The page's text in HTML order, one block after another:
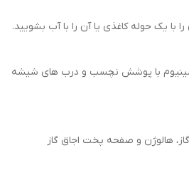
با یک حوله کاغذی یا آن را با آب بشویید.
با پوشش نچسب و درب های شیشه
هالوژن و صفحه پخت اجاق گاز